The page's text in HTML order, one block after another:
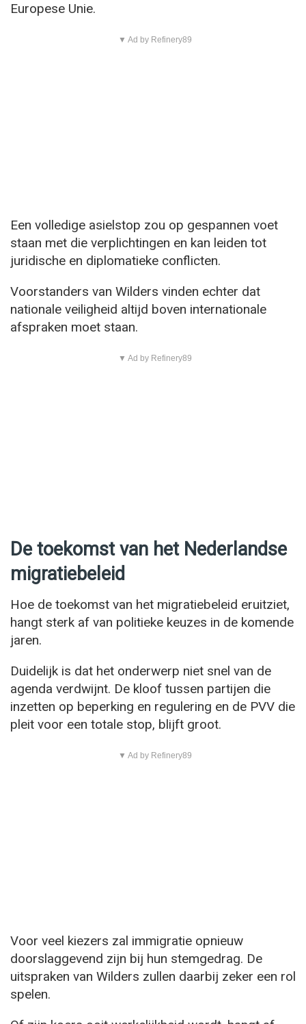
Europese Unie.
▼ Ad by Refinery89
Een volledige asielstop zou op gespannen voet
staan met die verplichtingen en kan leiden tot
juridische en diplomatieke conflicten.
Voorstanders van Wilders vinden echter dat
nationale veiligheid altijd boven internationale
afspraken moet staan.
▼ Ad by Refinery89
De toekomst van het Nederlandse
migratiebeleid
Hoe de toekomst van het migratiebeleid eruitziet,
hangt sterk af van politieke keuzes in de komende
jaren.
Duidelijk is dat het onderwerp niet snel van de
agenda verdwijnt. De kloof tussen partijen die
inzetten op beperking en regulering en de PVV die
pleit voor een totale stop, blijft groot.
▼ Ad by Refinery89
Voor veel kiezers zal immigratie opnieuw
doorslaggevend zijn bij hun stemgedrag. De
uitspraken van Wilders zullen daarbij zeker een rol
spelen.